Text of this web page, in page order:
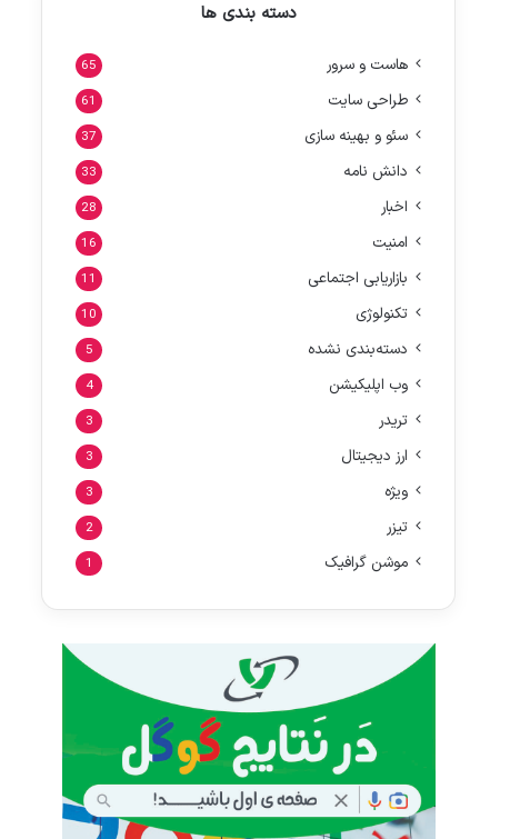
دسته بندی ها
هاست و سرور 65
طراحی سایت 61
سئو و بهینه سازی 37
دانش نامه 33
اخبار 28
امنیت 16
بازاریابی اجتماعی 11
تکنولوژی 10
دسته‌بندی نشده 5
وب اپلیکیشن 4
تریدر 3
ارز دیجیتال 3
ویژه 3
تیزر 2
موشن گرافیک 1